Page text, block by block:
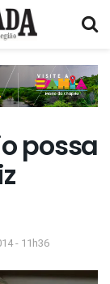
possa
- 11h36